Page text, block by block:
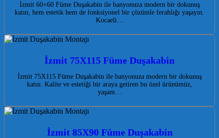
İzmit 60×60 Füme Duşakabin ile banyonuza modern bir dokunuş
katın, hem estetik hem de fonksiyonel bir çözümle ferahlığı yaşayın.
Kocaeli…
İzmit 75X115 Füme Duşakabin
İzmit 75X115 Füme Duşakabin ile banyonuza modern bir dokunuş
katın. Kalite ve estetiği bir araya getiren bu özel ürünümüz,
yaşam…
İzmit 85X90 Füme Duşakabin